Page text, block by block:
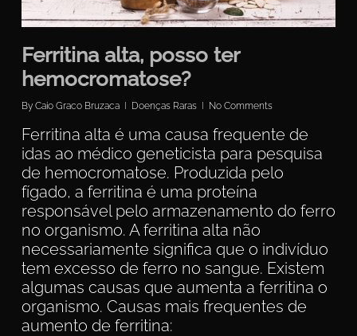
Ferritina alta, posso ter
hemocromatose?
By Caio Graco Bruzaca Doenças Raras No Comments
Ferritina alta é uma causa frequente de
idas ao médico geneticista para pesquisa
de hemocromatose. Produzida pelo
fígado, a ferritina é uma proteína
responsável pelo armazenamento do ferro
no organismo. A ferritina alta não
necessariamente significa que o indivíduo
tem excesso de ferro no sangue. Existem
algumas causas que aumenta a ferritina o
organismo. Causas mais frequentes de
aumento de ferritina: